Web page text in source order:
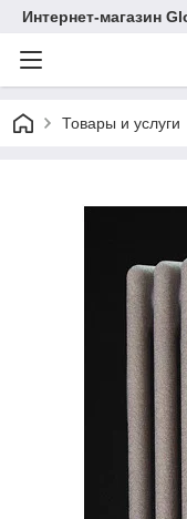
Интернет-магазин
Товары и услуги